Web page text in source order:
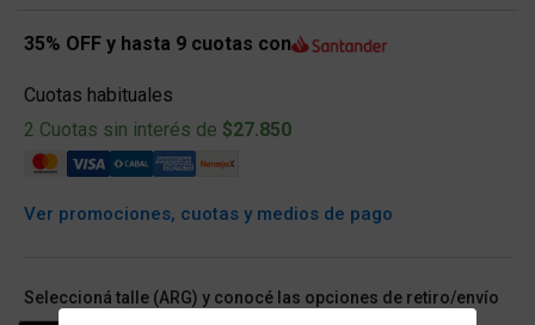
35% OFF y hasta 9 cuotas con
Cuotas habituales
2 Cuotas sin interés de $27.850
Ver promociones, cuotas y medios de pago
Seleccioná talle (ARG) y conocé las opciones de retiro/envío